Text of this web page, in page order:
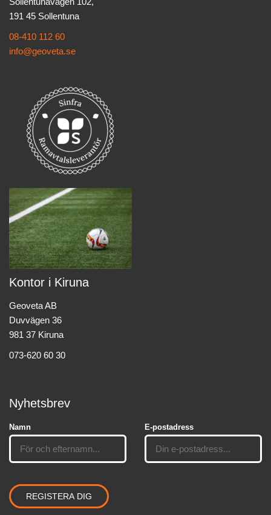
191 45 Sollentuna
08-410 112 60
info@geoveta.se
Kontor i Kiruna
Geoveta AB
Duvvägen 36
981 37 Kiruna
073-620 60 30
Nyhetsbrev
Namn E-postadress